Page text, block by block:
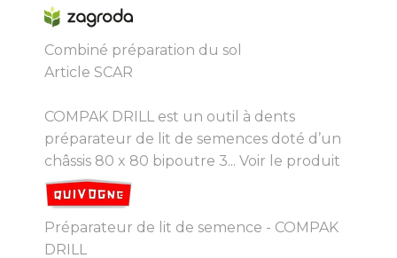
Combiné préparation du sol
Article SCAR
COMPAK DRILL est un outil à dents
préparateur de lit de semences doté d’un
châssis 80 x 80 bipoutre 3... Voir le produit
Préparateur de lit de semence - COMPAK
DRILL